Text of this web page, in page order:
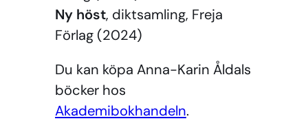
Ny höst, diktsamling, Freja
Förlag (2024)
Du kan köpa Anna-Karin Åldals
böcker hos
Akademibokhandeln.